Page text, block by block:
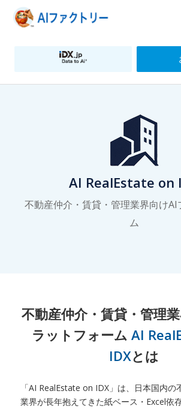
AI RealEstate on
不動産仲介・賃貸・管理業界向けAI
ム
不動産仲介・賃貸・管理
ラットフォーム AI
IDXとは
「AI RealEstate on IDX」は、日本国内の
業界が長年抱えてきた紙ベース・Excel依